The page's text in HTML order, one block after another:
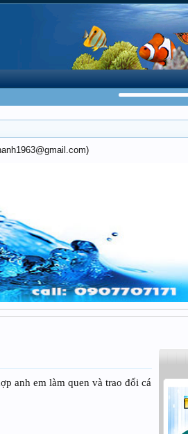
anh em làm quen và trao đổi cá